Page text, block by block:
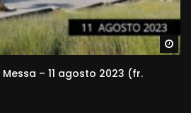
– 11 agosto 2023 (fr.